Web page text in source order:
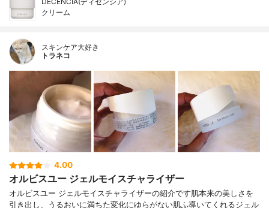
クリーム
スキンケア大好き
トラネコ
4.00
オルビスユー ジェルモイスチャライザー
オルビスユー ジェルモイスチャライザーの紹介です肌本来の美しさを
引き出し、うるおいに満ちた変化にゆらがない肌ふ導いてくれるジェル